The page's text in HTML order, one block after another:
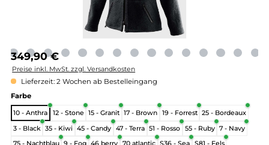
Regulärer Preis:
349,90 €
Preise inkl. MwSt. zzgl. Versandkosten
Lieferzeit: 2 Wochen ab Bestelleingang
Farbeauswählen